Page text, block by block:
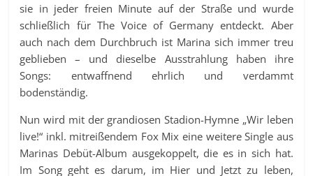
sie in jeder freien Minute auf der Straße und wurde
schließlich für The Voice of Germany entdeckt. Aber
auch nach dem Durchbruch ist Marina sich immer treu
geblieben – und dieselbe Ausstrahlung haben ihre
Songs: entwaffnend ehrlich und verdammt
bodenständig.
Nun wird mit der grandiosen Stadion-Hymne „Wir leben
live!“ inkl. mitreißendem Fox Mix eine weitere Single aus
Marinas Debüt-Album ausgekoppelt, die es in sich hat.
Im Song geht es darum, im Hier und Jetzt zu leben,